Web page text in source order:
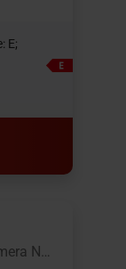
E;
1.0 Titanium Assistentpaket Kamera Navi